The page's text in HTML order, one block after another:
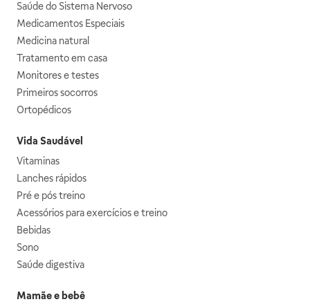
Saúde do Sistema Nervoso
Medicamentos Especiais
Medicina natural
Tratamento em casa
Monitores e testes
Primeiros socorros
Ortopédicos
Vida Saudável
Vitaminas
Lanches rápidos
Pré e pós treino
Acessórios para exercícios e treino
Bebidas
Sono
Saúde digestiva
Mamãe e bebê